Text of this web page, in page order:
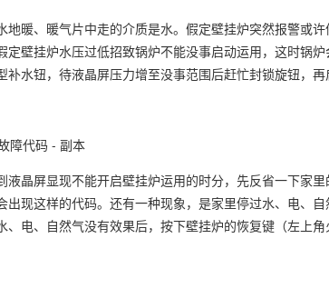
暖、暖气片中走的介质是水。假定壁挂炉突然报警或
定壁挂炉水压过低招致锅炉不能没事启动运用，这时锅
补水钮，待液晶屏压力增至没事范围后赶忙封锁旋钮，
晶屏显现不能开启壁挂炉运用的时分，先反省一下家
现这样的代码。还有一种现象，是家里停过水、电、
电、自然气没有效果后，按下壁挂炉的恢复键（左上